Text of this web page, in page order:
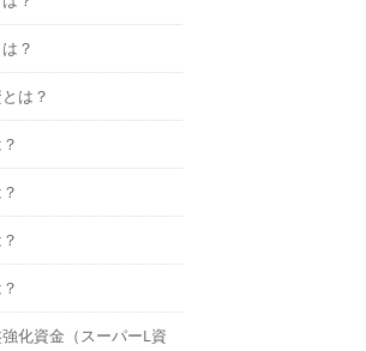
？
は？
化資金（スーパーL資